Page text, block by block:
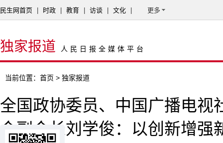
民生网首页 时政 教育 访谈 文化 更多
独家报道 人民日报全媒体平台
当前位置： 首页 > 独家报道
全国政协委员、中国广播电视
会副会长刘学俊：以创新增强